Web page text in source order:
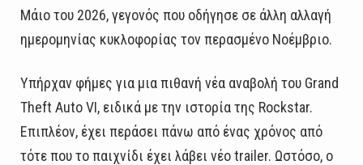
Μάιο του 2026, γεγονός που οδήγησε σε άλλη αλλαγή
ημερομηνίας κυκλοφορίας τον περασμένο Νοέμβριο.
Υπήρχαν φήμες για μια πιθανή νέα αναβολή του Grand
Theft Auto VI, ειδικά με την ιστορία της Rockstar.
Επιπλέον, έχει περάσει πάνω από ένας χρόνος από
τότε που το παιχνίδι έχει λάβει νέο trailer. Ωστόσο, ο